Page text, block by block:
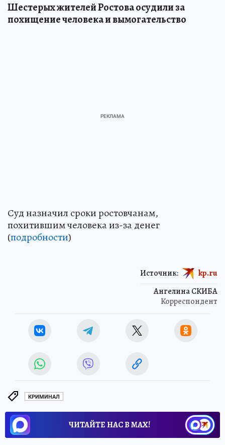
Шестерых жителей Ростова осудили за
похищение человека и вымогательство
Суд назначил сроки ростовчанам,
похитившим человека из-за денег
(подробности)
Ангелина СКИБА
Корреспондент
Источник: kp.ru
КРИМИНАЛ
ЧИТАЙТЕ НАС В МАХ!